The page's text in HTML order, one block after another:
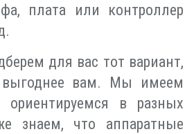
плата или контроллер
для вас тот вариант,
выгоднее вам. Мы имеем
в разных
знаем, что аппаратные